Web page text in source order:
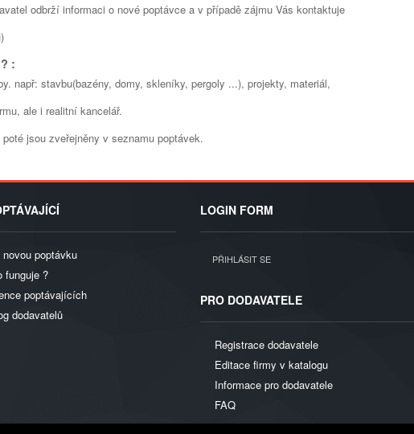
odbrží informaci o nové poptávce a v případě zájmu Vás kontaktuje
:
např: stavbu(bazény, domy, skleníky, pergoly ...), projekty, materiál,
ale i realitní kancelář.
jsou zveřejněny v seznamu poptávek.
novou poptávku
funguje ?
poptávajících
dodavatelů
LOGIN FORM
PŘIHLÁSIT SE
PRO DODAVATELE
Registrace dodavatele
Editace firmy v katalogu
Informace pro dodavatele
FAQ